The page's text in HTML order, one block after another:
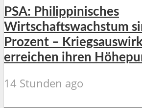
PSA: Philippinisches
Wirtschaftswachstum
Prozent –
erreichen ihren
14 Stunden ago